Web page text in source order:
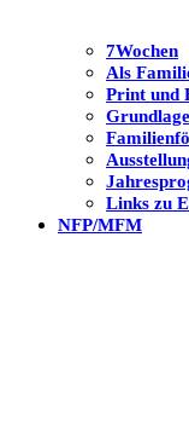
7Wochen
Als
Print und
Links zu
NFP/MFM